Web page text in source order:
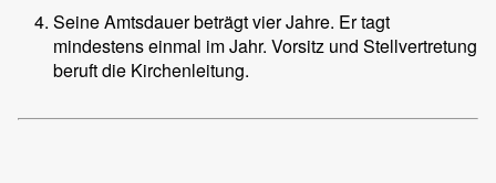
Seine Amtsdauer beträgt vier Jahre. Er tagt
mindestens einmal im Jahr. Vorsitz und Stellvertretung
beruft die Kirchenleitung.